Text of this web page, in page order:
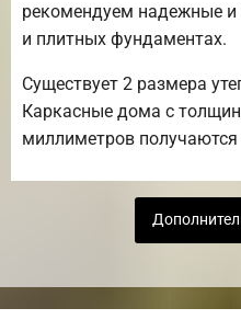
рекомендуем надежные
и плитных фундаментах.
Существует 2 размера
Каркасные дома с
миллиметров получаются